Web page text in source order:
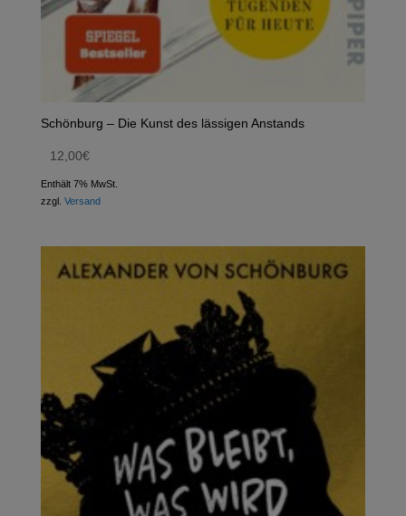
Schönburg – Die Kunst des lässigen Anstands
12,00€
Enthält 7% MwSt.
zzgl. Versand